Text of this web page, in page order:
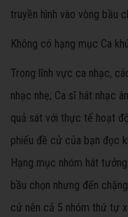
truyền hình vào vòng bầu
Không có hạng mục Ca
Trong lĩnh vực ca nhạc,
nhạc nhẹ; Ca sĩ hát nhạc
quả sát với thực tế hoạt
phiếu đề cử của bạn đọc
Hạng mục nhóm hát
bầu chọn nhưng đến
cử nên cả 5 nhóm thứ tự